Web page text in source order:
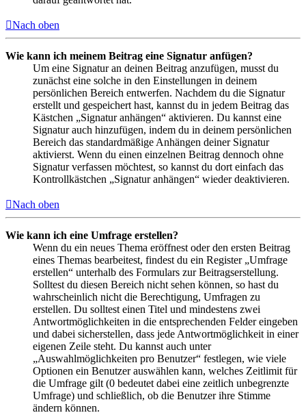
Nach oben
Wie kann ich meinem Beitrag eine Signatur anfügen?
Um eine Signatur an deinen Beitrag anzufügen, musst du
zunächst eine solche in den Einstellungen in deinem
persönlichen Bereich entwerfen. Nachdem du die Signatur
erstellt und gespeichert hast, kannst du in jedem Beitrag das
Kästchen „Signatur anhängen“ aktivieren. Du kannst eine
Signatur auch hinzufügen, indem du in deinem persönlichen
Bereich das standardmäßige Anhängen deiner Signatur
aktivierst. Wenn du einen einzelnen Beitrag dennoch ohne
Signatur verfassen möchtest, so kannst du dort einfach das
Kontrollkästchen „Signatur anhängen“ wieder deaktivieren.
Nach oben
Wie kann ich eine Umfrage erstellen?
Wenn du ein neues Thema eröffnest oder den ersten Beitrag
eines Themas bearbeitest, findest du ein Register „Umfrage
erstellen“ unterhalb des Formulars zur Beitragserstellung.
Solltest du diesen Bereich nicht sehen können, so hast du
wahrscheinlich nicht die Berechtigung, Umfragen zu
erstellen. Du solltest einen Titel und mindestens zwei
Antwortmöglichkeiten in die entsprechenden Felder eingeben
und dabei sicherstellen, dass jede Antwortmöglichkeit in einer
eigenen Zeile steht. Du kannst auch unter
„Auswahlmöglichkeiten pro Benutzer“ festlegen, wie viele
Optionen ein Benutzer auswählen kann, welches Zeitlimit für
die Umfrage gilt (0 bedeutet dabei eine zeitlich unbegrenzte
Umfrage) und schließlich, ob die Benutzer ihre Stimme
ändern können.